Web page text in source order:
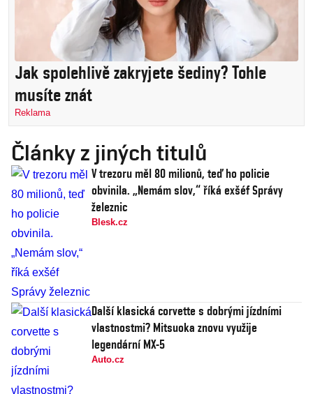
Jak spolehlivě zakryjete šediny? Tohle
musíte znát
Reklama
Články z jiných titulů
V trezoru měl 80 milionů, teď ho policie
obvinila. „Nemám slov,“ říká exšéf Správy
železnic
Blesk.cz
Další klasická corvette s dobrými jízdními
vlastnostmi? Mitsuoka znovu využije
legendární MX-5
Auto.cz